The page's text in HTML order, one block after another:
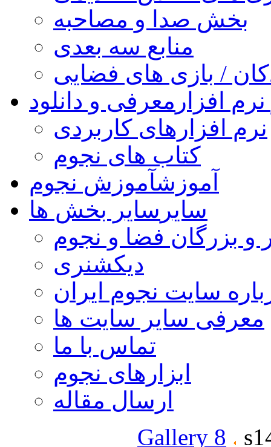
بخش صدا و مصاحبه
منابع سه بعدی
/ بازی های فضایی
افزار معرفی و دانلود
نرم افزارهای کاربردی
کتاب های نجوم
آموزشآموزش نجوم
سایر سایر بخش ها
و بزرگان فضا و نجوم
دیکشنری
سایت نجوم ایران
معرفی سایر سایت ها
تماس با ما
ابزارهای نجوم
ارسال مقاله
Gallery 8